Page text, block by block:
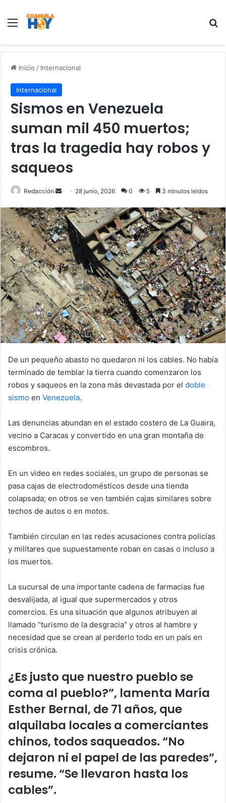
Menu
Inicio / Internacional
Internacional
Sismos en Venezuela
suman mil 450 muertos;
tras la tragedia hay robos y
saqueos
Redacción
n
d
a
n
e
m
a
i
l
28 junio, 2026 0 5 3 minutos leidos
De un pequeño abasto no quedaron ni los cables. No había
terminado de temblar la tierra cuando comenzaron los
robos y saqueos en la zona más devastada por el doble
sismo en Venezuela.
Las denuncias abundan en el estado costero de La Guaira,
vecino a Caracas y convertido en una gran montaña de
escombros.
En un video en redes sociales, un grupo de personas se
pasa cajas de electrodomésticos desde una tienda
colapsada; en otros se ven también cajas similares sobre
techos de autos o en motos.
También circulan en las redes acusaciones contra policías
y militares que supuestamente roban en casas o incluso a
los muertos.
La sucursal de una importante cadena de farmacias fue
desvalijada, al igual que supermercados y otros
comercios. Es una situación que algunos atribuyen al
llamado “turismo de la desgracia” y otros al hambre y
necesidad que se crean al perderlo todo en un país en
crisis crónica.
¿Es justo que nuestro pueblo se
coma al pueblo?”, lamenta María
Esther Bernal, de 71 años, que
alquilaba locales a comerciantes
chinos, todos saqueados. “No
dejaron ni el papel de las paredes”,
resume. “Se llevaron hasta los
cables”.